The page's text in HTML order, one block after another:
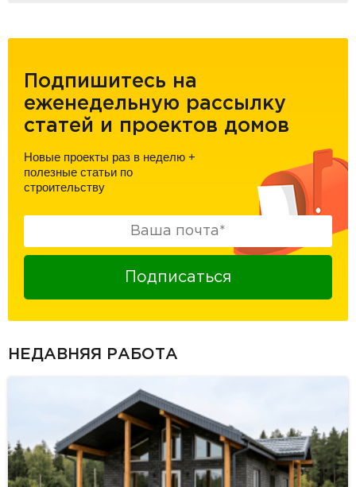
Подпишитесь на
еженедельную рассылку
статей и проектов домов
Новые проекты раз в неделю +
полезные статьи по
строительству
Подписаться
НЕДАВНЯЯ РАБОТА